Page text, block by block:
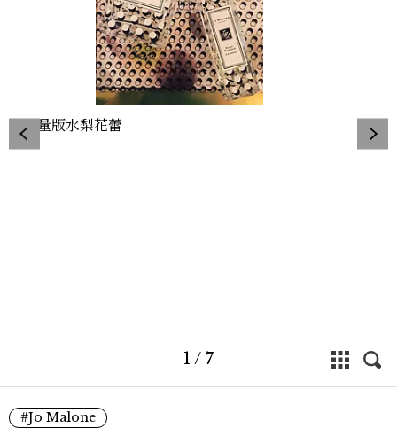
限量版水梨花蕾
1 / 7
#Jo Malone